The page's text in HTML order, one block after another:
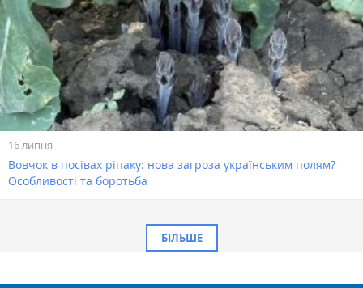
16 липня
Вовчок в посівах ріпаку: нова загроза українським полям?
Особливості та боротьба
БІЛЬШЕ